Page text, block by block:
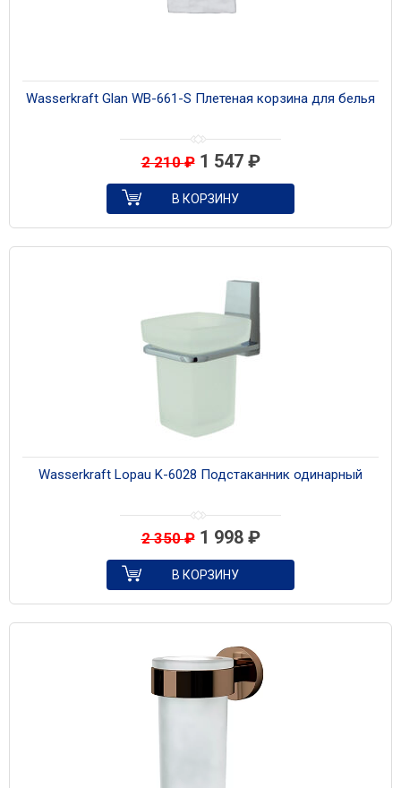
Wasserkraft Glan WB-661-S Плетеная корзина для белья
2 210₽ 1 547 ₽
В КОРЗИНУ
Wasserkraft Lopau K-6028 Подстаканник одинарный
2 350₽ 1 998 ₽
В КОРЗИНУ